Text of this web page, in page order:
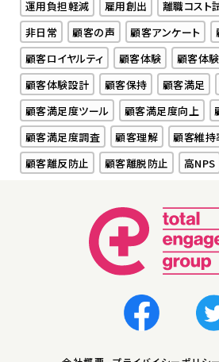
運用負担軽減
雇用創出 離職コスト
非日常
顧客の声 顧客アンケート
顧客ロイヤルティ
顧客体験 顧客体
顧客体験設計
顧客保持 顧客満足
顧客満足度ツール
顧客満足度向上
顧客満足度調査
顧客理解 顧客維持
顧客離反防止
顧客離脱防止 高NPS